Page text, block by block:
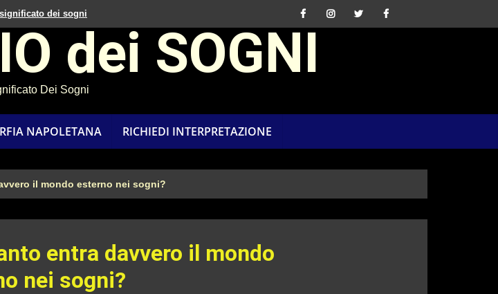
dei sogni
dei SOGNI
Dei Sogni
NAPOLETANA RICHIEDI INTERPRETAZIONE
il mondo esterno nei sogni?
entra davvero il mondo
nei sogni?